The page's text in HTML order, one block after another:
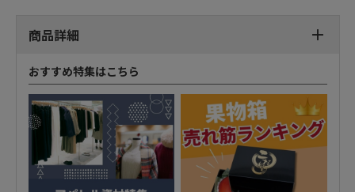
商品詳細
おすすめ特集はこちら